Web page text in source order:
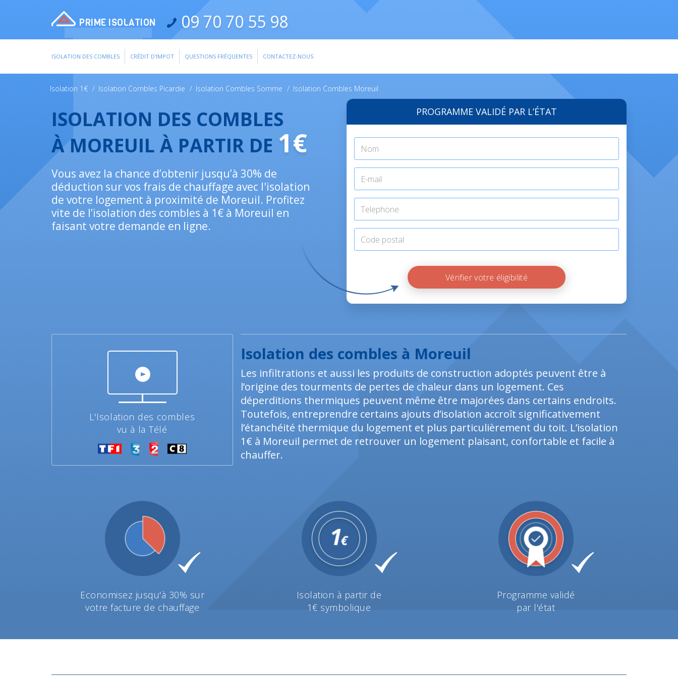
PRIME ISOLATION 09 70 70 55 98
ISOLATION DES COMBLES CRÉDIT D'IMPOT QUESTIONS FRÉQUENTES CONTACTEZ-NOUS
Isolation 1€ / Isolation Combles Picardie / Isolation Combles Somme / Isolation Combles Moreuil
ISOLATION DES COMBLES
À MOREUIL À PARTIR DE 1€
Vous avez la chance d’obtenir jusqu’à 30% de
déduction sur vos frais de chauffage avec l'isolation
de votre logement à proximité de Moreuil. Profitez
vite de l’isolation des combles à 1€ à Moreuil en
faisant votre demande en ligne.
PROGRAMME VALIDÉ PAR L’ÉTAT
Vérifier votre éligibilité
L'Isolation des combles
vu à la Télé
Isolation des combles à Moreuil
Les infiltrations et aussi les produits de construction adoptés peuvent être à
l’origine des tourments de pertes de chaleur dans un logement. Ces
déperditions thermiques peuvent même être majorées dans certains endroits.
Toutefois, entreprendre certains ajouts d’isolation accroît significativement
l’étanchéité thermique du logement et plus particulièrement du toit. L’isolation
1€ à Moreuil permet de retrouver un logement plaisant, confortable et facile à
chauffer.
Economisez jusqu'à 30% sur
votre facture de chauffage
Isolation à partir de
1€ symbolique
Programme validé
par l'état